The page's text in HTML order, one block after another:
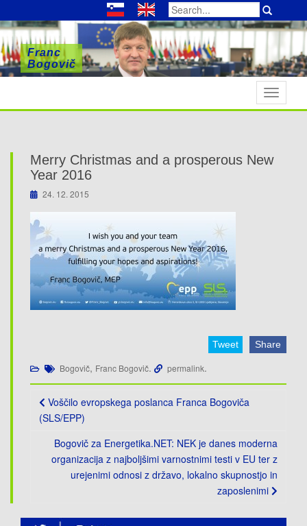
Search
for:
Franc
Bogovič
Franc
Bogovič
Franc
Bogovič
T
o
l
Merry Christmas and a prosperous New
Year 2016
24. 12. 2015
Tweet Share
Bogovič, Franc Bogovič. permalink.
Post
navigation
Voščilo evropskega poslanca Franca Bogoviča
(SLS/EPP)
Bogovič za Energetika.NET: NEK je danes moderna
organizacija z najboljšimi varnostnimi testi v EU ter z
urejenimi odnosi z državo, lokalno skupnostjo in
zaposlenimi